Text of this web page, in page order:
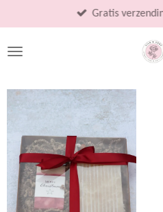
direct
naar
Gratis